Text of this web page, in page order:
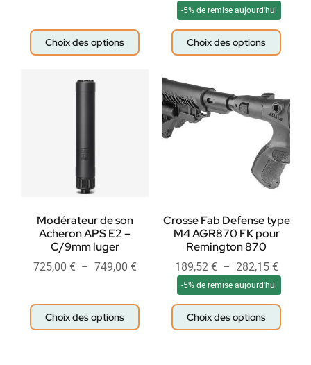
Choix des options
-5% de remise aujourd'hui
Choix des options
Modérateur de son
Acheron APS E2 –
C/9mm luger
725,00 € – 749,00 €
Choix des options
Crosse Fab Defense type
M4 AGR870 FK pour
Remington 870
189,52 € – 282,15 €
-5% de remise aujourd'hui
Choix des options